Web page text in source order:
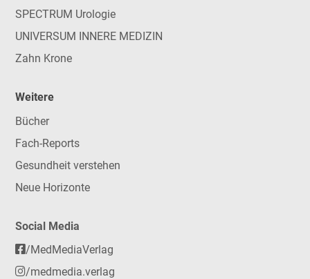
SPECTRUM Urologie
UNIVERSUM INNERE MEDIZIN
Zahn Krone
Weitere
Bücher
Fach-Reports
Gesundheit verstehen
Neue Horizonte
Social Media
/MedMediaVerlag
/medmedia.verlag